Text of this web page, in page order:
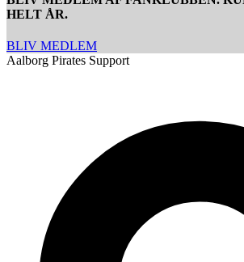
HELT ÅR.
BLIV MEDLEM
Aalborg Pirates Support